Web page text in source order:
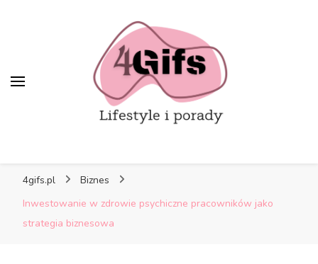
4gifs.pl
Biznes
Inwestowanie w zdrowie psychiczne pracowników jako
strategia biznesowa